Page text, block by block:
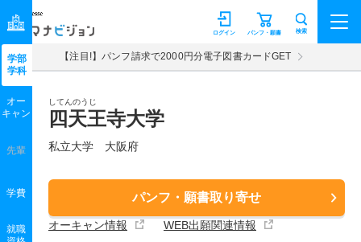
マナビジョン パンフ・願書
ログイン 検索
【注目!】パンフ請求で2000円分電子図書カードGET
してんのうじ
四天王寺大学
私立大学 大阪府
パンフ・願書取り寄せ
オーキャン情報 WEB出願関連情報
学部
学科
オー
キャン
先輩
学費
就職